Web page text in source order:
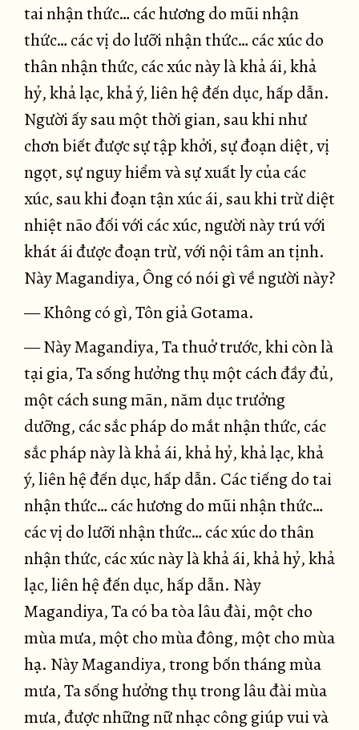
tai nhận thức… các hương do mũi nhận
thức… các vị do lưỡi nhận thức… các xúc do
thân nhận thức, các xúc này là khả ái, khả
hỷ, khả lạc, khả ý, liên hệ đến dục, hấp dẫn.
Người ấy sau một thời gian, sau khi như
chơn biết được sự tập khởi, sự đoạn diệt, vị
ngọt, sự nguy hiểm và sự xuất ly của các
xúc, sau khi đoạn tận xúc ái, sau khi trừ diệt
nhiệt não đối với các xúc, người này trú với
khát ái được đoạn trừ, với nội tâm an tịnh.
Này Magandiya, Ông có nói gì về người này?
— Không có gì, Tôn giả Gotama.
— Này Magandiya, Ta thuở trước, khi còn là
tại gia, Ta sống hưởng thụ một cách đầy đủ,
một cách sung mãn, năm dục trưởng
dưỡng, các sắc pháp do mắt nhận thức, các
sắc pháp này là khả ái, khả hỷ, khả lạc, khả
ý, liên hệ đến dục, hấp dẫn. Các tiếng do tai
nhận thức… các hương do mũi nhận thức…
các vị do lưỡi nhận thức… các xúc do thân
nhận thức, các xúc này là khả ái, khả hỷ, khả
lạc, liên hệ đến dục, hấp dẫn. Này
Magandiya, Ta có ba tòa lâu đài, một cho
mùa mưa, một cho mùa đông, một cho mùa
hạ. Này Magandiya, trong bốn tháng mùa
mưa, Ta sống hưởng thụ trong lâu đài mùa
mưa, được những nữ nhạc công giúp vui và